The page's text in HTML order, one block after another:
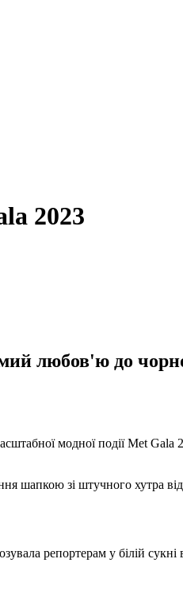
2023
любов'ю до
модної події Met Gala
шапкою зі штучного хутра
репортерам у білій